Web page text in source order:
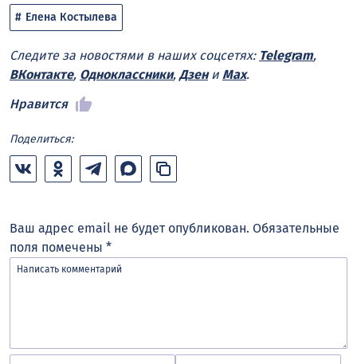
Елена Костылева
Следите за новостями в наших соцсетях: Telegram,
ВКонтакте, Одноклассники, Дзени Max.
Нравится
Поделиться:
Ваш адрес email не будет опубликован. Обязательные
поля помечены *